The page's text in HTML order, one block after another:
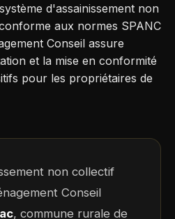
d'assainissement non
aux normes SPANC
Conseil assure
et la mise en conformité
pour les propriétaires de
non collectif
Conseil
, commune rurale de